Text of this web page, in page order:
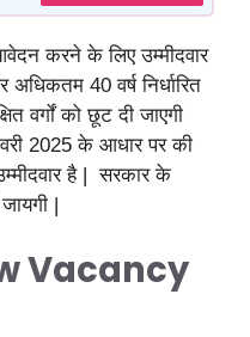
करने के लिए उम्मीदवार
40 वर्ष निर्धारित
वर्गों को छूट दी जाएगी
2025 के आधार पर की
है | सरकार के
|
Vacancy